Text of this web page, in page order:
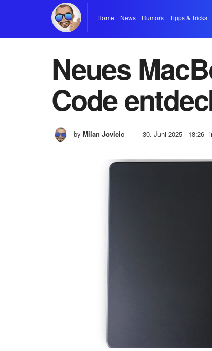
Home News Rumors Tipps & Tricks
Neues
Code
by Milan Jovicic 30. Juni 2025 - 18:26